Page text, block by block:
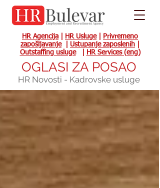
HR Agencija HR Usluge|
Privremeno
zapošljavanje| Ustupanje zaposlenih
Outstaffing usluge| HR Services (eng)
OGLASI ZA POSAO
HR Novosti - Kadrovske usluge